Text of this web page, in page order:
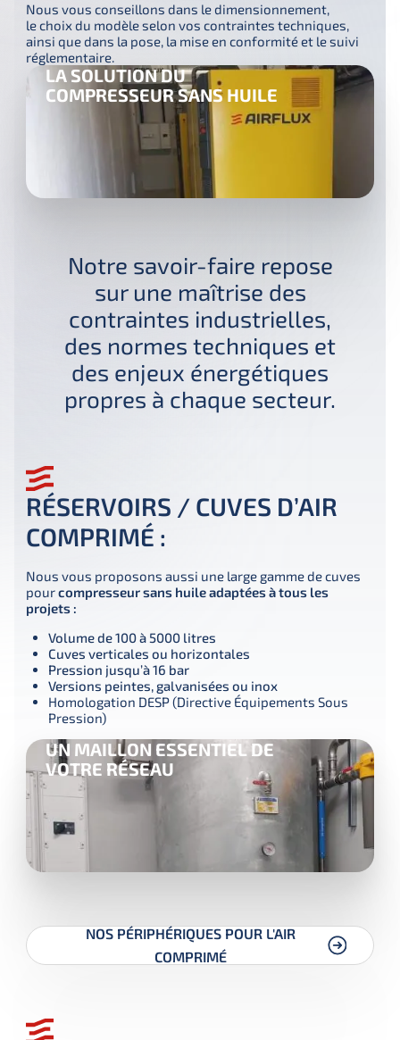
Nous vous conseillons dans le dimensionnement,
le choix du modèle selon vos contraintes techniques,
ainsi que dans la pose, la mise en conformité et le suivi
réglementaire.
LA SOLUTION DU
COMPRESSEUR SANS HUILE
Notre savoir-faire repose
sur une maîtrise des
contraintes industrielles,
des normes techniques et
des enjeux énergétiques
propres à chaque secteur.
RÉSERVOIRS / CUVES D’AIR
COMPRIMÉ :
Nous vous proposons aussi une large gamme de cuves
pour compresseur sans huile adaptées à tous les
projets :
Volume de 100 à 5000 litres
Cuves verticales ou horizontales
Pression jusqu’à 16 bar
Versions peintes, galvanisées ou inox
Homologation DESP (Directive Équipements Sous
Pression)
UN MAILLON ESSENTIEL DE
VOTRE RÉSEAU
NOS PÉRIPHÉRIQUES POUR L'AIR
COMPRIMÉ